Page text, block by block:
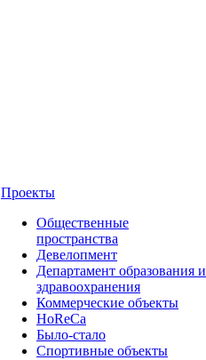
Проекты
Общественные
пространства
Девелопмент
Департамент образования и
здравоохранения
Коммерческие объекты
HoReCa
Было-стало
Спортивные объекты